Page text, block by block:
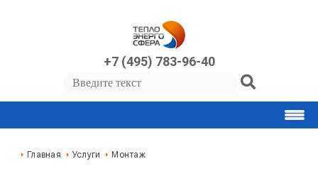
+7 (495) 783-96-40
Главная Услуги Монтаж